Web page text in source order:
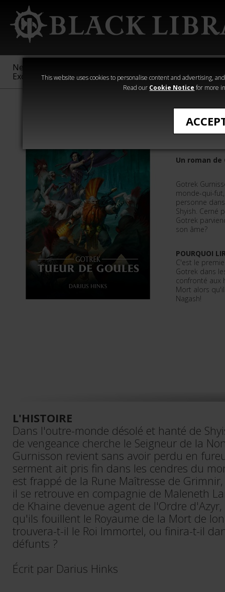
This website uses cookies to personalise content and advertising,
Read our Cookie Notice for more
New &
Exclusive
Sigmar
40,000
Heresy
Gotrek:
Un roman
Gotrek
monde-qui-
personne
Shyish. Cerné
Gotrek
son âme?
POURQUOI
C'est le
Gotrek dans
confronté aux
Mort alors
Nagash!
L'HISTOIRE
Dans l'outre-monde désolé et hanté de
de vengeance cherche le Seigneur de la
Gurnisson revient sans avoir perdu en
serment ait pris fin dans les cendres du
est frappé de la Rune Maîtresse de
il se retrouve en compagnie de Maleneth
de Khaine devenue agent de l'Ordre
qu'ils fouillent le Royaume de la Mort de
trouvera-t-il le Roi Immortel, ou finira-t-il
défunts ?
Écrit par Darius Hinks